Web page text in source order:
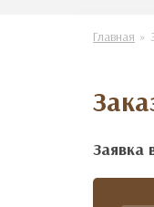
Главная
Заявка